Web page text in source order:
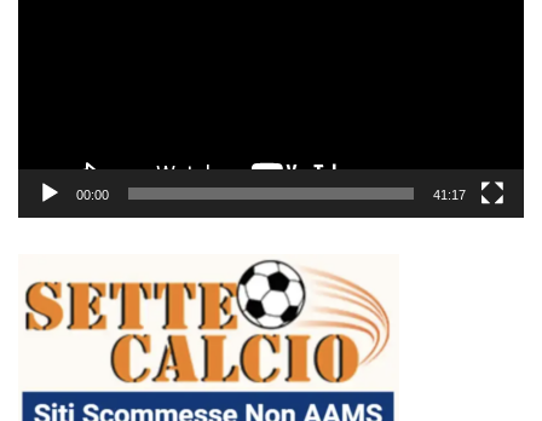
00:00 41:17